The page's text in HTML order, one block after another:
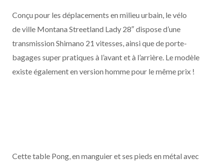
Conçu pour les déplacements en milieu urbain, le vélo
de ville Montana Streetland Lady 28″ dispose d’une
transmission Shimano 21 vitesses, ainsi que de porte-
bagages super pratiques à l’avant et à l’arrière. Le modèle
existe également en version homme pour le même prix !
Cette table Pong, en manguier et ses pieds en métal avec